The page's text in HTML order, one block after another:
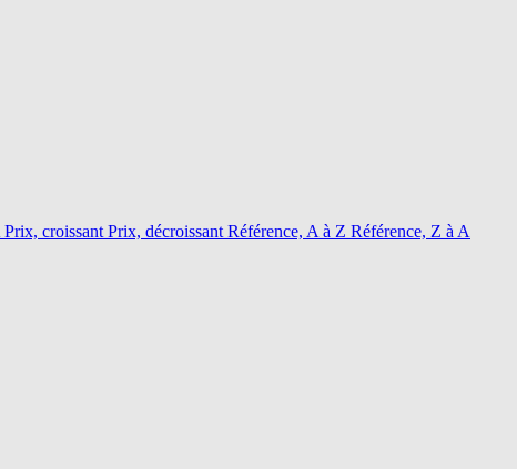
Prix, croissant Prix, décroissant Référence, A à Z Référence, Z à A